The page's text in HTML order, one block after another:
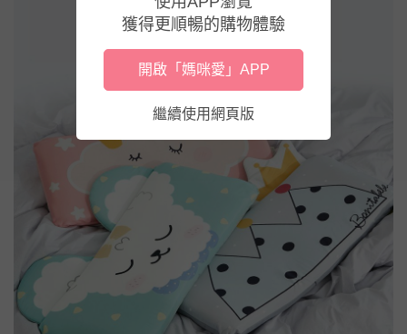
獲得更順暢的購物體驗
開啟「媽咪愛」APP
繼續使用網頁版